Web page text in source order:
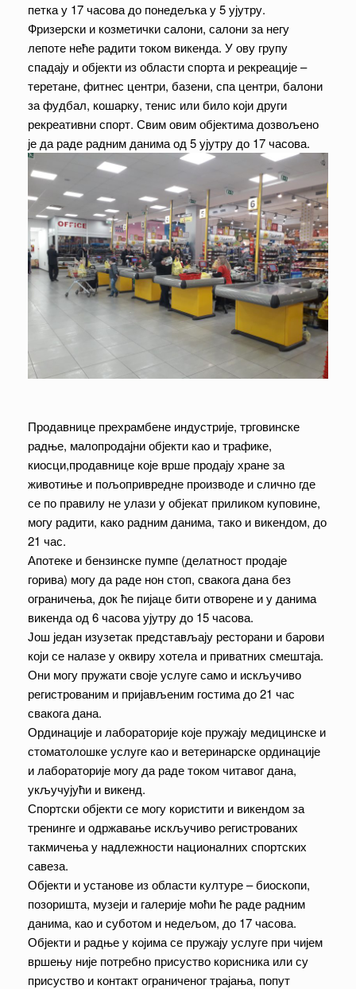
петка у 17 часова до понедељка у 5 ујутру.
Фризерски и козметички салони, салони за негу
лепоте неће радити током викенда. У ову групу
спадају и објекти из области спорта и рекреације –
теретане, фитнес центри, базени, спа центри, балони
за фудбал, кошарку, тенис или било који други
рекреативни спорт. Свим овим објектима дозвољено
је да раде радним данима од 5 ујутру до 17 часова.
Продавнице прехрамбене индустрије, трговинске
радње, малопродајни објекти као и трафике,
киосци,продавнице које врше продају хране за
животиње и пољопривредне производе и слично где
се по правилу не улази у објекат приликом куповине,
могу радити, како радним данима, тако и викендом, до
21 час.
Апотеке и бензинске пумпе (делатност продаје
горива) могу да раде нон стоп, свакога дана без
ограничења, док ће пијаце бити отворене и у данима
викенда од 6 часова ујутру до 15 часова.
Још један изузетак представљају ресторани и барови
који се налазе у оквиру хотела и приватних смештаја.
Они могу пружати своје услуге само и искључиво
регистрованим и пријављеним гостима до 21 час
свакога дана.
Ординације и лабораторије које пружају медицинске и
стоматолошке услуге као и ветеринарске ординације
и лабораторије могу да раде током читавог дана,
укључујући и викенд.
Спортски објекти се могу користити и викендом за
тренинге и одржавање искључиво регистрованих
такмичења у надлежности националних спортских
савеза.
Објекти и установе из области културе – биоскопи,
позоришта, музеји и галерије моћи ће раде радним
данима, као и суботом и недељом, до 17 часова.
Објекти и радње у којима се пружају услуге при чијем
вршењу није потребно присуство корисника или су
присуство и контакт ограниченог трајања, попут